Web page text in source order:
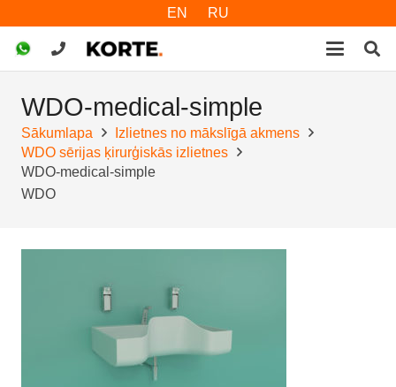
EN RU
WDO-medical-simple
Sākumlapa
Izlietnes no mākslīgā akmens
WDO sērijas ķirurģiskās izlietnes
WDO-medical-simple
WDO